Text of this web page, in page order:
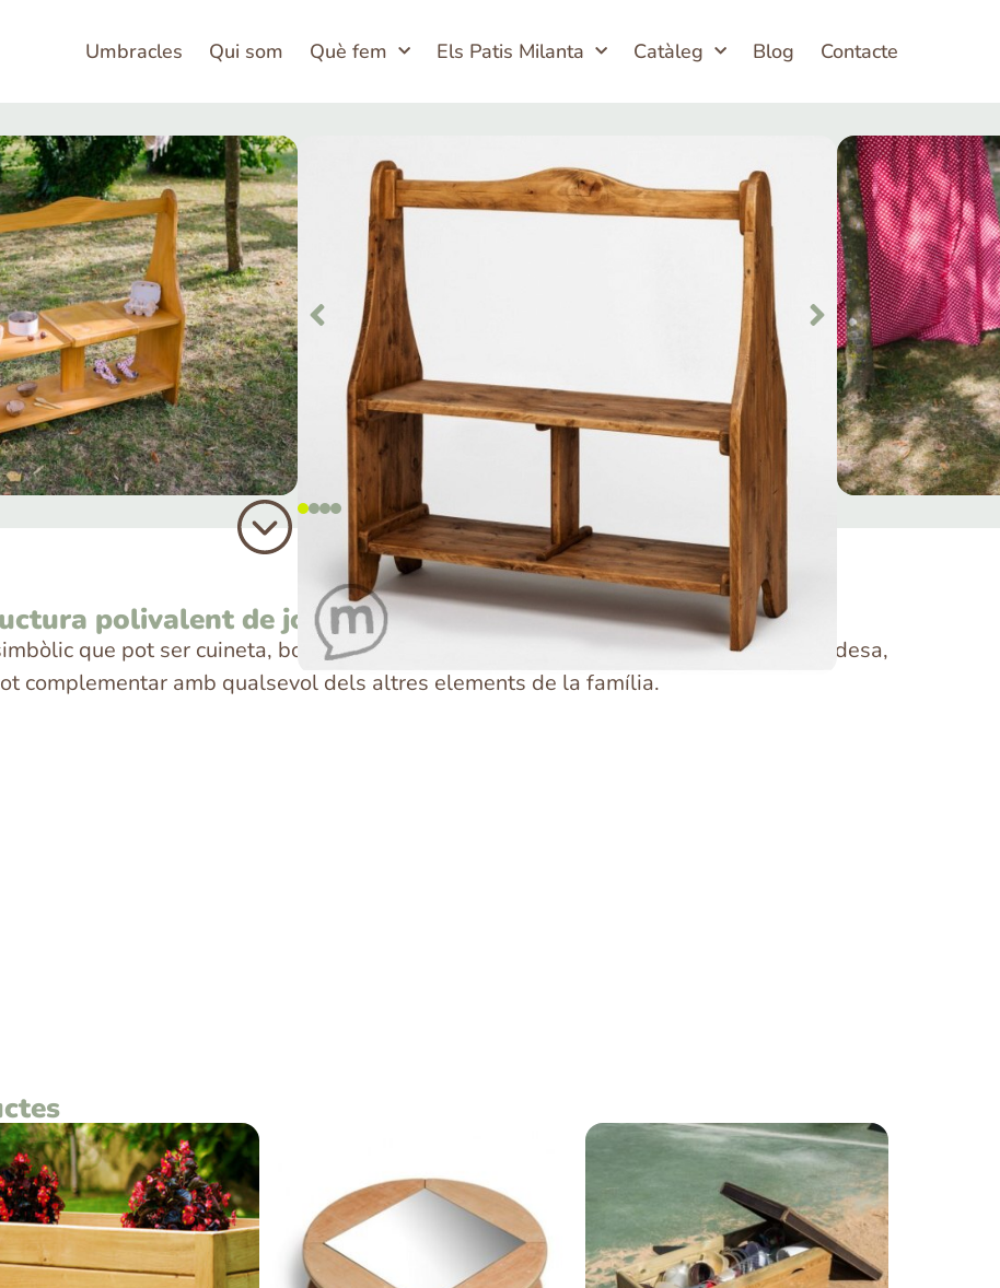
Umbracles Qui som Què fem Els Patis Milanta Catàleg Blog Contacte
polivalent de joc
de joc
possibilitats
Muntatge
No Inclòs
polivalent de joc
que pot ser cuineta, botiga, taller etc. Està feta artesanalment, amb gran solidesa,
complementar amb qualsevol dels altres elements de la família.